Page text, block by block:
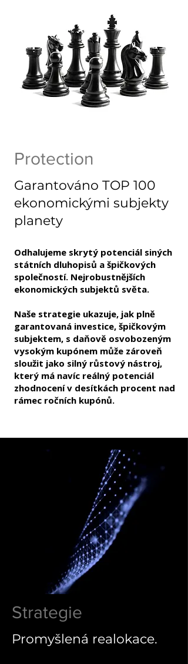
Protection
Garantováno TOP 100
ekonomickými subjekty
planety
Odhalujeme skrytý potenciál siných
státních dluhopisů a špičkových
společností. Nejrobustnějších
ekonomických subjektů světa.
Naše strategie ukazuje, jak plně
garantovaná investice, špičkovým
subjektem, s daňově osvobozeným
vysokým kupónem může zároveň
sloužit jako silný růstový nástroj,
který má navíc reálný potenciál
zhodnocení v desítkách procent nad
rámec ročních kupónů.
Strategie
Promyšlená realokace.